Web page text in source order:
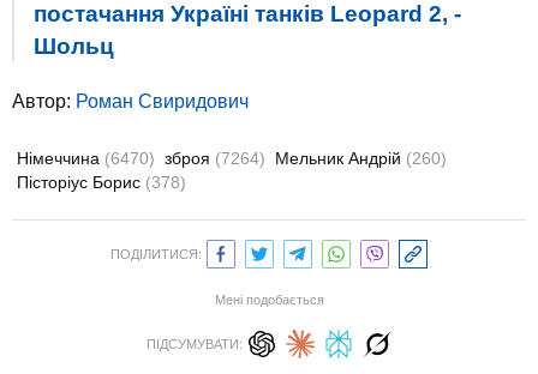
постачання Україні танків Leopard 2, -
Шольц
Автор: Роман Свиридович
Німеччина (6470) зброя (7264) Мельник Андрій (260)
Пісторіус Борис (378)
ПОДІЛИТИСЯ:
Мені подобається
ПІДСУМУВАТИ: